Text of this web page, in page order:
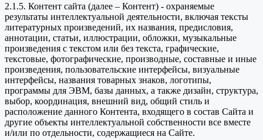
2.1.5. Контент сайта (далее – Контент) - охраняемые
результаты интеллектуальной деятельности, включая тексты
литературных произведений, их названия, предисловия,
аннотации, статьи, иллюстрации, обложки, музыкальные
произведения с текстом или без текста, графические,
текстовые, фотографические, производные, составные и иные
произведения, пользовательские интерфейсы, визуальные
интерфейсы, названия товарных знаков, логотипы,
программы для ЭВМ, базы данных, а также дизайн, структура,
выбор, координация, внешний вид, общий стиль и
расположение данного Контента, входящего в состав Сайта и
другие объекты интеллектуальной собственности все вместе
и/или по отдельности, содержащиеся на Сайте.